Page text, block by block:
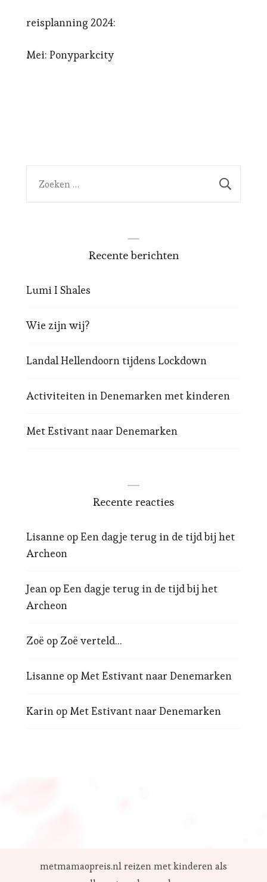
reisplanning 2024:
Mei: Ponyparkcity
Recente berichten
Lumi I Shales
Wie zijn wij?
Landal Hellendoorn tijdens Lockdown
Activiteiten in Denemarken met kinderen
Met Estivant naar Denemarken
Recente reacties
Lisanne opEen dagje terug in de tijd bij het
Archeon
Jean opEen dagje terug in de tijd bij het
Archeon
Zoë op Zoë verteld…
Lisanne op Met Estivant naar Denemarken
Karin op Met Estivant naar Denemarken
metmamaopreis.nl reizen met kinderen als